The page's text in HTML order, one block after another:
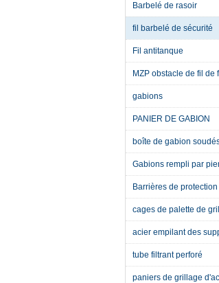
Barbelé de rasoir
fil barbelé de sécurité
Fil antitanque
MZP obstacle de fil de
gabions
PANIER DE GABION
boîte de gabion
Gabions rempli par
Barrières de protection
cages de palette de
acier empilant des
tube filtrant perforé
paniers de grillage